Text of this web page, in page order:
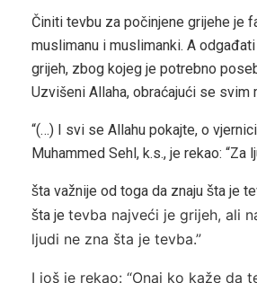
Činiti tevbu za počinjene grijehe je
muslimanu i muslimanki. A
grijeh, zbog kojeg je potrebno
Uzvišeni Allaha, obraćajući se svim
“(…) I svi se Allahu pokajte, o
Muhammed Sehl, k.s., je rekao: “Za
šta važnije od toga da znaju šta je
šta je tevba najveći je grijeh, ali
ljudi ne zna šta je tevba.”
I još je rekao: “Onaj ko kaže da